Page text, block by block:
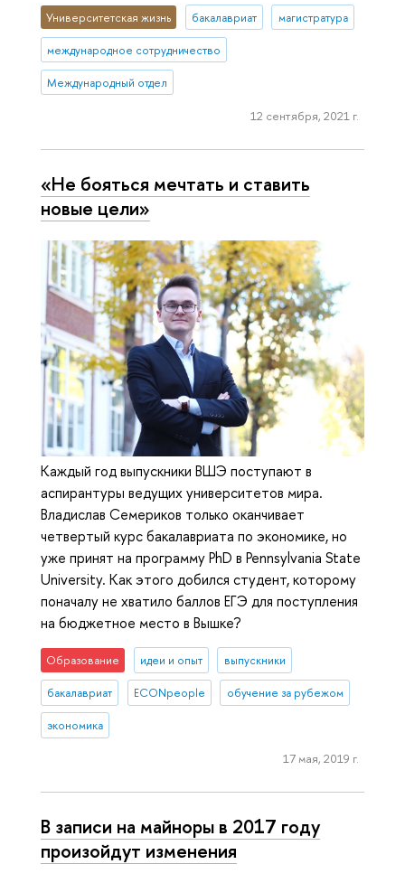
Университетская жизнь бакалавриат магистратура
международное сотрудничество
Международный отдел
12 сентября, 2021 г.
«Не бояться мечтать и ставить
новые цели»
Каждый год выпускники ВШЭ поступают в
аспирантуры ведущих университетов мира.
Владислав Семериков только оканчивает
четвертый курс бакалавриата по экономике, но
уже принят на программу PhD в Pennsylvania State
University. Как этого добился студент, которому
поначалу не хватило баллов ЕГЭ для поступления
на бюджетное место в Вышке?
Образование идеи и опыт выпускники
бакалавриат ECONpeople обучение за рубежом
экономика
17 мая, 2019 г.
В записи на майноры в 2017 году
произойдут изменения